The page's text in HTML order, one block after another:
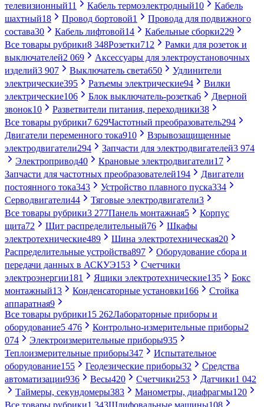
телевизионный11 Кабель термоэлектродный10
Кабель
шахтный18 Провод бортовой1
Провода для подвижного
состава30 Кабель лифтовой14 Кабельные сборки229
Все товары рубрики8 348Розетки712
Рамки для розеток и
выключателей2 069
Аксессуары для электроустановочных
изделий3 907 Выключатель света650
Удлинители
электрические395 Разъемы электрические94
Вилки
электрические106 Блок выключатель-розетка6
Дверной
звонок10 Разветвители питания, переходники38
Все товары рубрики7 629Частотный преобразователь294
Двигатели переменного тока910
Взрывозащищенные
электродвигатели294 Запчасти для электродвигателей3 974
Электропривод40 Крановые электродвигатели17
Запчасти для частотных преобразователей194
Двигатели
постоянного тока343 Устройство плавного пуска334
Серводвигатели44 Тяговые электродвигатели3
Все товары рубрики3 277Панель монтажная5
Корпус
щита72 Щит распределительный76
Шкафы
электротехнические489 Шина электротехническая20
Распределительные устройства897
Оборудование сбора и
передачи данных в АСКУЭ153
Счетчики
электроэнергии181 Ящики электротехнические135
Бокс
монтажный13 Конденсаторные установки166
Стойка
аппаратная9
Все товары рубрики15 262Лабораторные приборы и
оборудование5 476 Контрольно-измерительные приборы2
074
Электроизмерительные приборы935
Теплоизмерительные приборы347
Испытательное
оборудование155 Геодезические приборы32
Средства
автоматизации936 Весы420 Счетчики253 Датчики1 042
Таймеры, секундомеры383 Манометры, диафрагмы120
Все товары рубрики1 343Шлифовальные машины108